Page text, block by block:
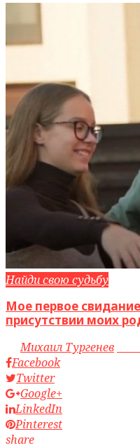
Найди свою судьбу
Мое первое
присутствии моих
byМихаил Тургенев
Facebook
Twitter
Google+
LinkedIn
Pinterest
share